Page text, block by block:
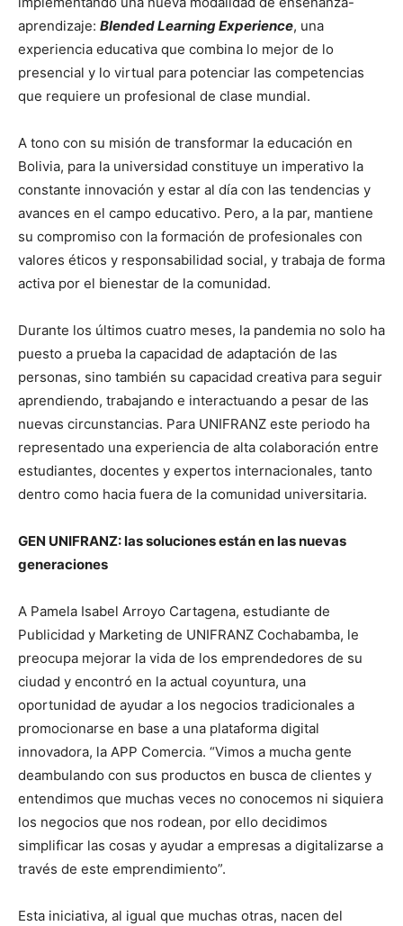
aprendizaje: Blended Learning Experience, una
experiencia educativa que combina lo mejor de lo
presencial y lo virtual para potenciar las competencias
que requiere un profesional de clase mundial.
A tono con su misión de transformar la educación en
Bolivia, para la universidad constituye un imperativo la
constante innovación y estar al día con las tendencias y
avances en el campo educativo. Pero, a la par, mantiene
su compromiso con la formación de profesionales con
valores éticos y responsabilidad social, y trabaja de forma
activa por el bienestar de la comunidad.
Durante los últimos cuatro meses, la pandemia no solo ha
puesto a prueba la capacidad de adaptación de las
personas, sino también su capacidad creativa para seguir
aprendiendo, trabajando e interactuando a pesar de las
nuevas circunstancias. Para UNIFRANZ este periodo ha
representado una experiencia de alta colaboración entre
estudiantes, docentes y expertos internacionales, tanto
dentro como hacia fuera de la comunidad universitaria.
GEN UNIFRANZ: las soluciones están en las nuevas
generaciones
A Pamela Isabel Arroyo Cartagena, estudiante de
Publicidad y Marketing de UNIFRANZ Cochabamba, le
preocupa mejorar la vida de los emprendedores de su
ciudad y encontró en la actual coyuntura, una
oportunidad de ayudar a los negocios tradicionales a
promocionarse en base a una plataforma digital
innovadora, la APP Comercia. “Vimos a mucha gente
deambulando con sus productos en busca de clientes y
entendimos que muchas veces no conocemos ni siquiera
los negocios que nos rodean, por ello decidimos
simplificar las cosas y ayudar a empresas a digitalizarse a
través de este emprendimiento”.
Esta iniciativa, al igual que muchas otras, nacen del